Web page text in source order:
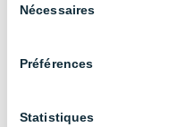
duNécessaires
Préférences
Statistiques
Tubes
Tubes